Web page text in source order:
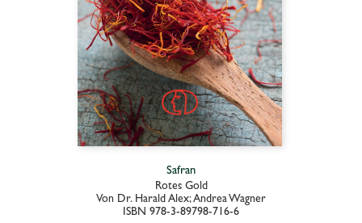
Safran
Rotes Gold
Von Dr. Harald Alex; Andrea Wagner
ISBN 978-3-89798-716-6